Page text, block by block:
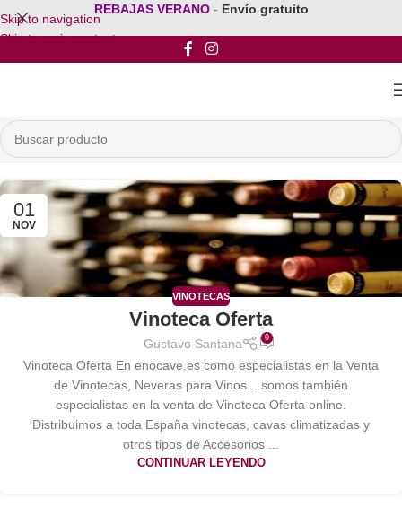
Skip to navigation
Skip to main content
REBAJAS VERANO - Envío gratuito
01
NOV
VINOTECAS
Vinoteca Oferta
Gustavo Santana 0
Vinoteca Oferta En enocave.es como especialistas en la Venta
de Vinotecas, Neveras para Vinos... somos también
especialistas en la venta de Vinoteca Oferta online.
Distribuimos a toda España vinotecas, cavas climatizadas y
otros tipos de Accesorios ...
CONTINUAR LEYENDO